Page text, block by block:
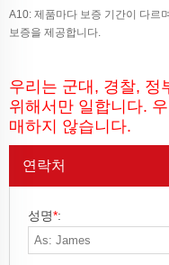
A10: 제품마다 보증 기간이 다르
보증을 제공합니다.
우리는 군대, 경찰, 정
위해서만 일합니다.
매하지 않습니다.
연락처
성명*: